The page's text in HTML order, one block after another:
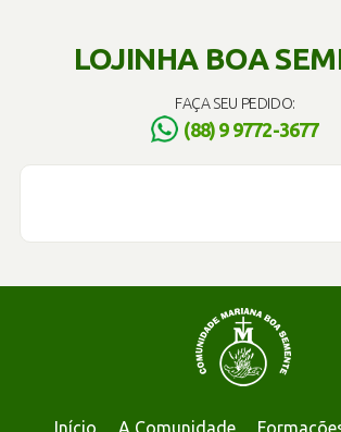
LOJINHA BOA
FAÇA SEU PEDIDO:
(88) 9 9772-3677
Início A Comunidade